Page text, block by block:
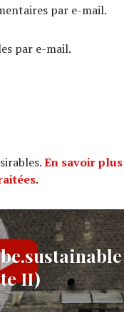
par e-mail.
par e-mail.
En savoir
.
II)